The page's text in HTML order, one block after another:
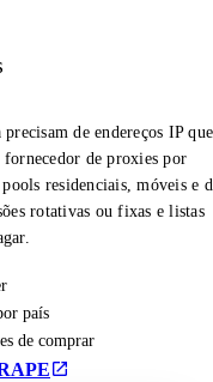
de endereços IP que
fornecedor de proxies por
pools residenciais, móveis e
rotativas ou fixas e listas
país
de comprar